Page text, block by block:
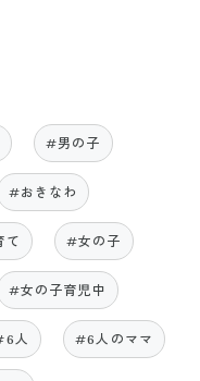
#男の子
#おきなわ
て #女の子
#女の子育児中
人 #6人のママ